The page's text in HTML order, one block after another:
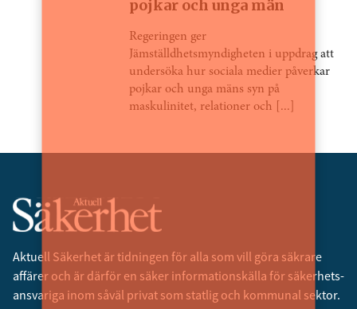
pojkar och unga män
Regeringen ger
Jämställdhetsmyndigheten i uppdrag att
undersöka hur sociala medier påverkar
pojkar och unga mäns syn på
maskulinitet, relationer och [...]
Aktuell Säkerhet är tidningen för alla som vill göra säkrare
affärer och är därför en säker informationskälla för säkerhets­
ansvariga inom såväl privat som statlig och kommunal sektor.